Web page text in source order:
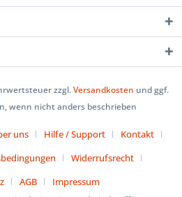
zzgl.Versandkosten und ggf.
wenn nicht anders beschrieben
uns Hilfe / Support
Kontakt
Widerrufsrecht
AGB
Impressum